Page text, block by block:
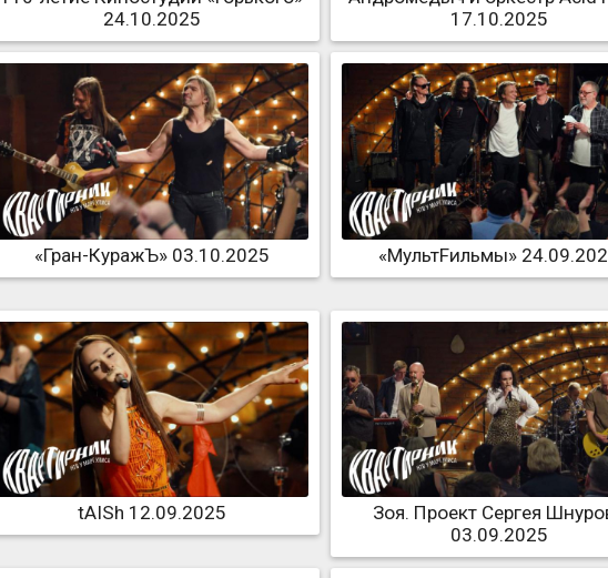
24.10.2025
17.10.2025
«Гран-КуражЪ» 03.10.2025 «МультFильмы»
tAISh 12.09.2025
Зоя. Проект Сергея
03.09.2025